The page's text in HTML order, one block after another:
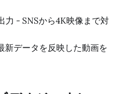
力 - SNSから4K映像まで対
新データを反映した動画を